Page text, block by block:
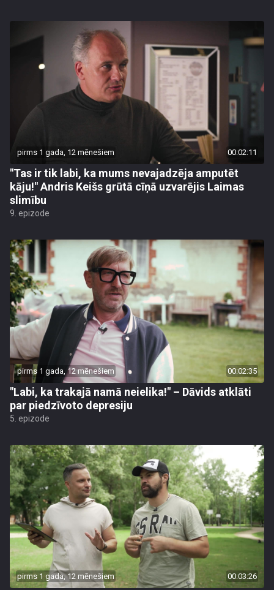
pirms 1 gada, 12 mēnešiem 00:02:11
"Tas ir tik labi, ka mums nevajadzēja amputēt
kāju!" Andris Keišs grūtā cīņā uzvarējis Laimas
slimību
9. epizode
pirms 1 gada, 12 mēnešiem 00:02:35
"Labi, ka trakajā namā neielika!" – Dāvids atklāti
par piedzīvoto depresiju
5. epizode
pirms 1 gada, 12 mēnešiem 00:03:26